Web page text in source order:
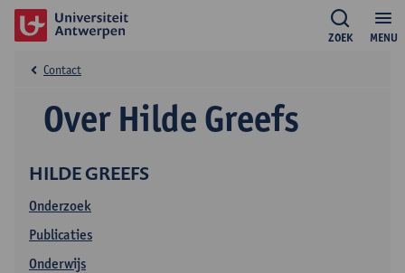
MENU
ZOEK
HILDE GREEFS
Onderzoek
Publicaties
Onderwijs
Over Hilde Greefs
Contact